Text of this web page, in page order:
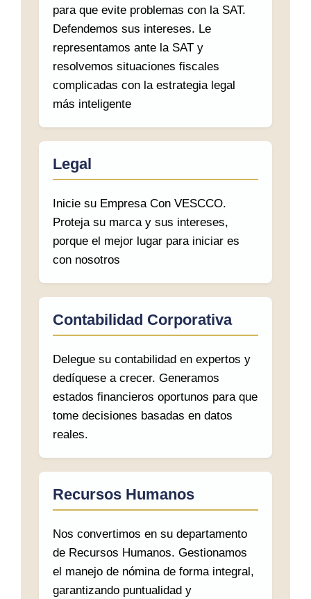
para que evite problemas con la SAT.
Defendemos sus intereses. Le
representamos ante la SAT y
resolvemos situaciones fiscales
complicadas con la estrategia legal
más inteligente
Legal
Inicie su Empresa Con VESCCO.
Proteja su marca y sus intereses,
porque el mejor lugar para iniciar es
con nosotros
Contabilidad Corporativa
Delegue su contabilidad en expertos y
dedíquese a crecer. Generamos
estados financieros oportunos para que
tome decisiones basadas en datos
reales.
Recursos Humanos
Nos convertimos en su departamento
de Recursos Humanos. Gestionamos
el manejo de nómina de forma integral,
garantizando puntualidad y